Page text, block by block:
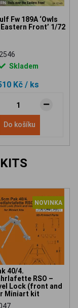
Fw 189A ‘Owls
Front’ 1/72
Skladem
Kč/ ks
Do košíku
NOVINKA
40/4.
RSO –
Lock (front and
Miniart kit